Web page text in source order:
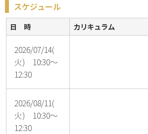
スケジュール
日 時 カリキュラム
2026/07/14(
火) 10:30～
12:30
2026/08/11(
火) 10:30～
12:30